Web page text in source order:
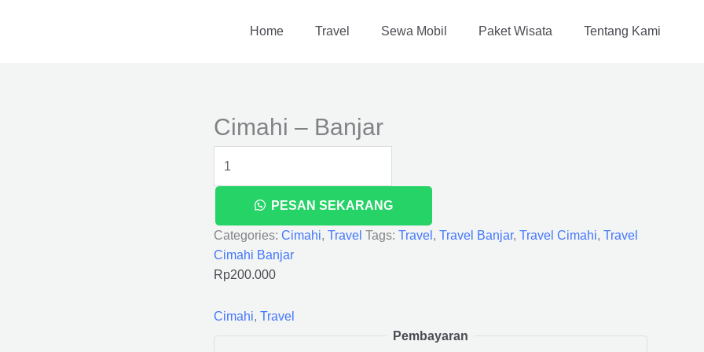
Home Travel Sewa Mobil Paket Wisata Tentang Kami
Cimahi – Banjar
PESAN SEKARANG
Categories: Cimahi, Travel Tags: Travel , Travel Banjar, Travel Cimahi, Travel
Cimahi Banjar
Rp200.000
Cimahi, Travel
Pembayaran